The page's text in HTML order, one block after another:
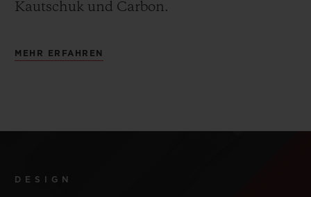
Kautschuk und Carbon.
MEHR ERFAHREN
DESIGN